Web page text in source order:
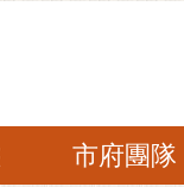
市府團隊